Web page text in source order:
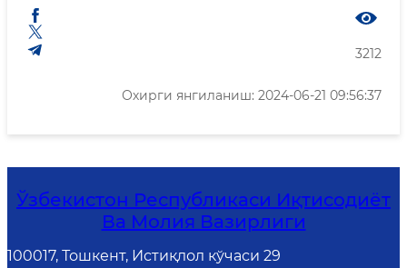
3212
Охирги янгиланиш: 2024-06-21 09:56:37
Ўзбекистон Республикаси Иқтисодиёт
Ва Молия Вазирлиги
100017, Тошкент, Истиқлол кўчаси 29